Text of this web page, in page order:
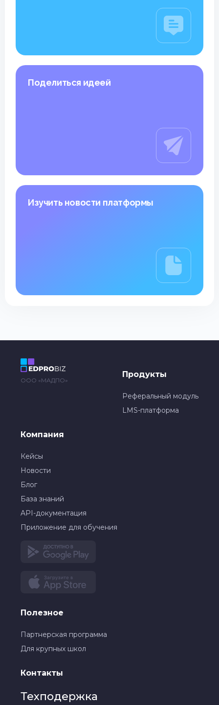
Поделиться идеей
Изучить новости платформы
ООО «МАДПО»
Продукты
Реферальный модуль
LMS-платформа
Компания
Кейсы
Новости
Блог
База знаний
API-документация
Приложение для обучения
Полезное
Партнерская программа
Для крупных школ
Контакты
Техподержка